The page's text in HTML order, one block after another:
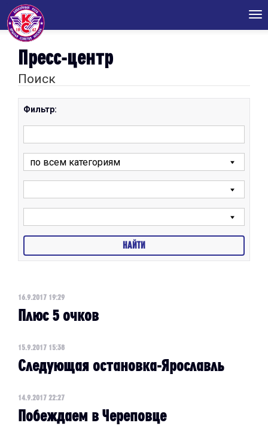
Пресс-центр
Поиск
Фильтр:
16.9.2017 19:29
Плюс 5 очков
15.9.2017 15:38
Следующая остановка-Ярославль
14.9.2017 22:27
Побеждаем в Череповце